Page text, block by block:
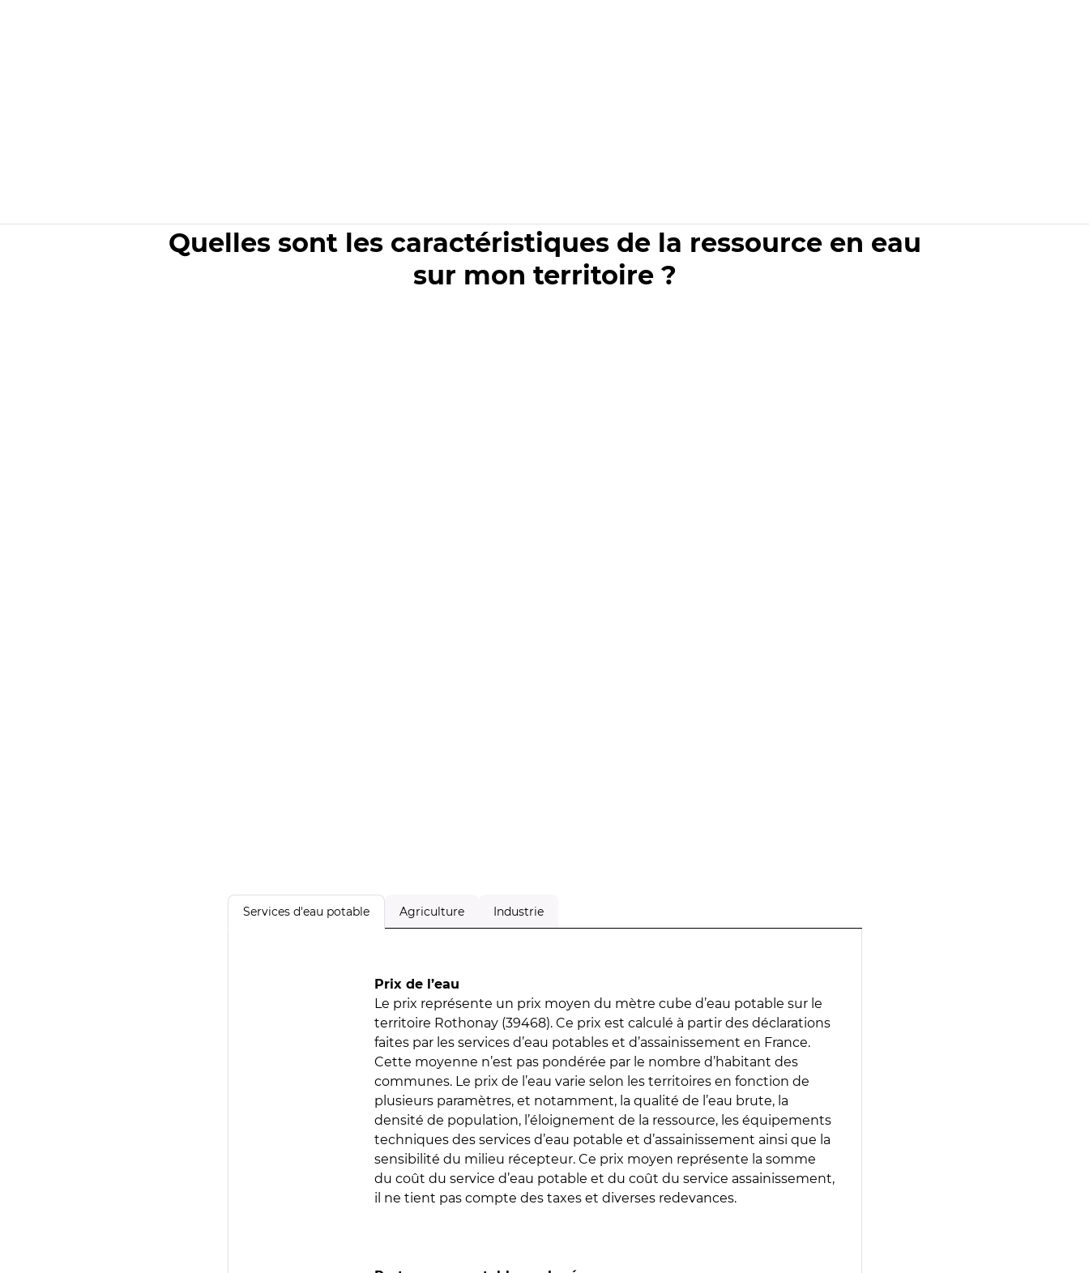
Quelles sont les caractéristiques de la ressource en eau
sur mon territoire ?
Services d'eau potable Agriculture Industrie
Prix de l’eau
Le prix représente un prix moyen du mètre cube d’eau potable sur le
territoire Rothonay (39468). Ce prix est calculé à partir des déclarations
faites par les services d’eau potables et d’assainissement en France.
Cette moyenne n’est pas pondérée par le nombre d’habitant des
communes. Le prix de l’eau varie selon les territoires en fonction de
plusieurs paramètres, et notamment, la qualité de l’eau brute, la
densité de population, l’éloignement de la ressource, les équipements
techniques des services d’eau potable et d’assainissement ainsi que la
sensibilité du milieu récepteur. Ce prix moyen représente la somme
du coût du service d’eau potable et du coût du service assainissement,
il ne tient pas compte des taxes et diverses redevances.